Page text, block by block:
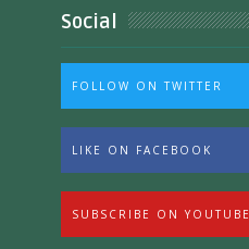
Social
FOLLOW ON TWITTER
LIKE ON FACEBOOK
SUBSCRIBE ON YOUTUBE